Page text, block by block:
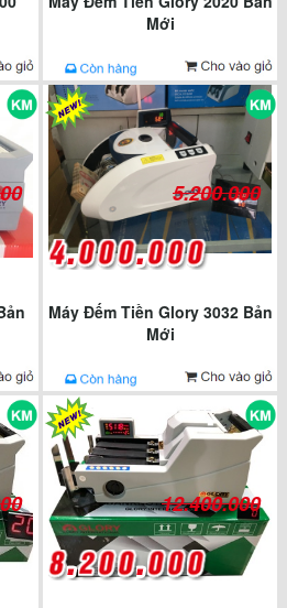
Mới
5.200.000
Máy Đếm Tiền Glory 3032 Bản
Mới
12.400.000